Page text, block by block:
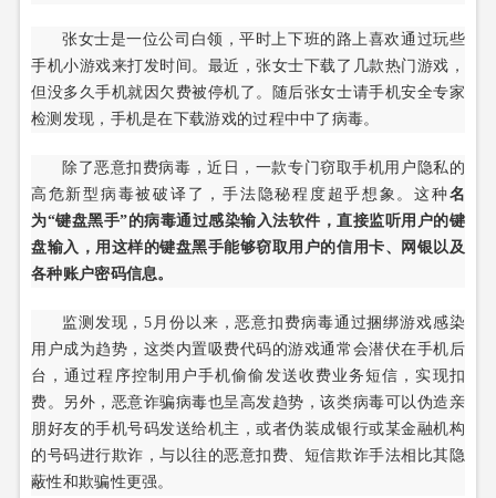
张女士是一位公司白领，平时上下班的路上喜欢通过玩些
手机小游戏来打发时间。最近，张女士下载了几款热门游戏，
但没多久手机就因欠费被停机了。随后张女士请手机安全专家
检测发现，手机是在下载游戏的过程中中了病毒。
除了恶意扣费病毒，近日，一款专门窃取手机用户隐私的
高危新型病毒被破译了，手法隐秘程度超乎想象。这种名
为“键盘黑手”的病毒通过感染输入法软件，直接监听用户的键
盘输入，用这样的键盘黑手能够窃取用户的信用卡、网银以及
各种账户密码信息。
监测发现，5月份以来，恶意扣费病毒通过捆绑游戏感染
用户成为趋势，这类内置吸费代码的游戏通常会潜伏在手机后
台，通过程序控制用户手机偷偷发送收费业务短信，实现扣
费。另外，恶意诈骗病毒也呈高发趋势，该类病毒可以伪造亲
朋好友的手机号码发送给机主，或者伪装成银行或某金融机构
的号码进行欺诈，与以往的恶意扣费、短信欺诈手法相比其隐
蔽性和欺骗性更强。